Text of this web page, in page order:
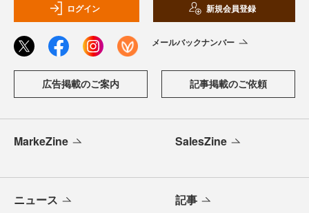
ログイン 新規会員登録
メールバックナンバー
広告掲載のご案内 記事掲載のご依頼
MarkeZine SalesZine
ニュース 記事